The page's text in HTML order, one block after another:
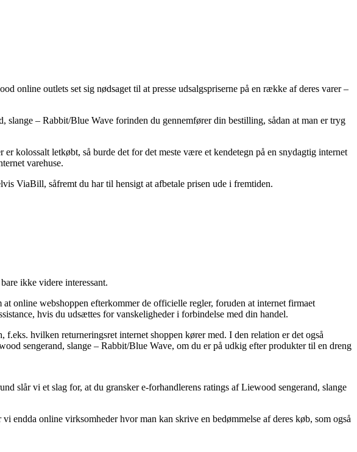
online outlets set sig nødsaget til at presse udsalgspriserne på en række af deres varer –
– Rabbit/Blue Wave forinden du gennemfører din bestilling, sådan at man er tryg
kolossalt letkøbt, så burde det for det meste være et kendetegn på en snydagtig internet
varehuse.
ViaBill, såfremt du har til hensigt at afbetale prisen ude i fremtiden.
ikke videre interessant.
online webshoppen efterkommer de officielle regler, foruden at internet firmaet
hvis du udsættes for vanskeligheder i forbindelse med din handel.
hvilken returneringsret internet shoppen kører med. I den relation er det også
sengerand, slange – Rabbit/Blue Wave, om du er på udkig efter produkter til en dreng
slår vi et slag for, at du gransker e-forhandlerens ratings af Liewood sengerand, slange
online virksomheder hvor man kan skrive en bedømmelse af deres køb, som også